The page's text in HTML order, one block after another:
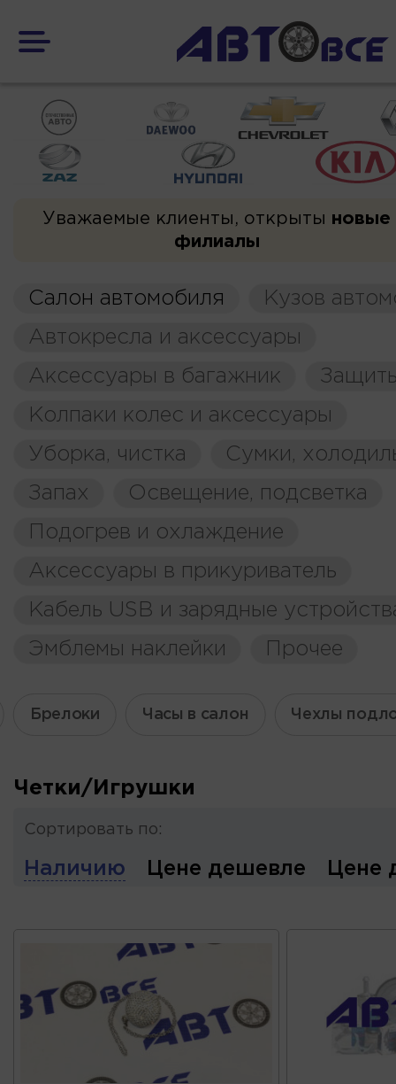
Уважаемые клиенты, открыты новые
филиалы
Салон автомобиля
Кузов
Автокресла и аксессуары
Аксессуары в багажник
Колпаки колес и аксессуары
Уборка, чистка
Сумки,
Запах
Освещение, подсветка
Подогрев и охлаждение
Аксессуары в прикуриватель
Кабель USB и зарядные
Эмблемы наклейки
Прочее
Брелоки Часы в салон Чехлы
Четки/Игрушки
Сортировать по:
Наличию Цене дешевле Цене